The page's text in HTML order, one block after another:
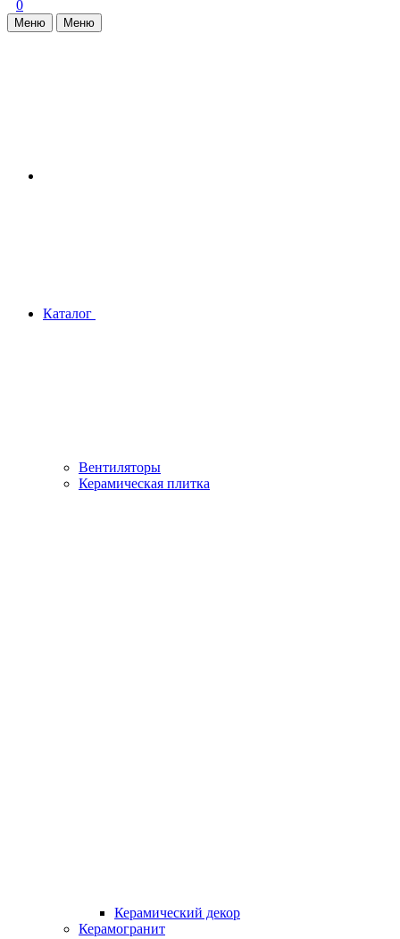
0
Меню Меню
Каталог
Вентиляторы
Керамическая плитка
Керамический декор
Керамогранит